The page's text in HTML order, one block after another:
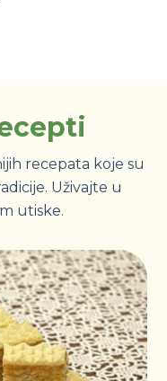
recepata koje su
Uživajte u
utiske.